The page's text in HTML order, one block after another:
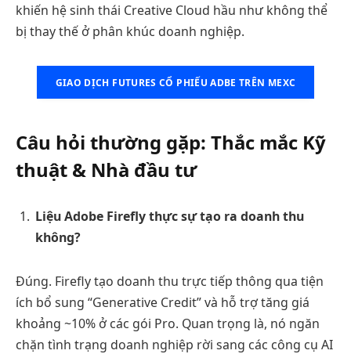
khiến hệ sinh thái Creative Cloud hầu như không thể
bị thay thế ở phân khúc doanh nghiệp.
GIAO DỊCH FUTURES CỔ PHIẾU ADBE TRÊN MEXC
Câu hỏi thường gặp: Thắc mắc Kỹ
thuật & Nhà đầu tư
Liệu Adobe Firefly thực sự tạo ra doanh thu
không?
Đúng. Firefly tạo doanh thu trực tiếp thông qua tiện
ích bổ sung “Generative Credit” và hỗ trợ tăng giá
khoảng ~10% ở các gói Pro. Quan trọng là, nó ngăn
chặn tình trạng doanh nghiệp rời sang các công cụ AI